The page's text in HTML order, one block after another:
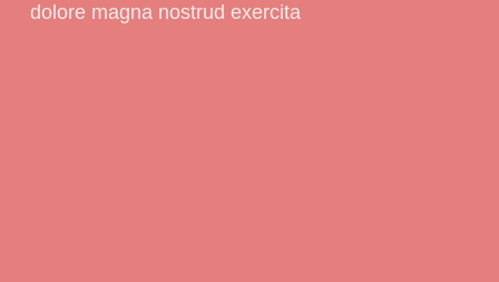
dolore magna nostrud exercita